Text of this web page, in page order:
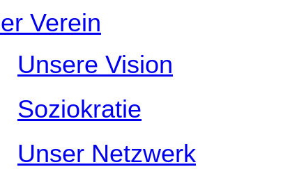
Verein
Unsere Vision
Soziokratie
Unser Netzwerk